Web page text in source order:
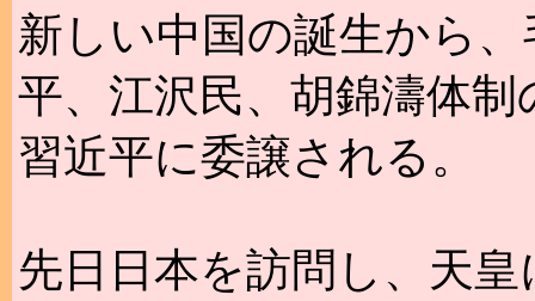
新しい中国の誕生から
平、江沢民、胡錦濤体
習近平に委譲される。
先日日本を訪問し、天